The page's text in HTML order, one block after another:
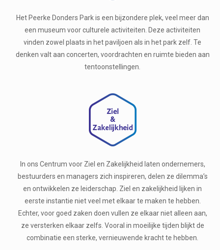
Het Peerke Donders Park is een bijzondere plek, veel meer dan
een museum voor culturele activiteiten. Deze activiteiten
vinden zowel plaats in het paviljoen als in het park zelf. Te
denken valt aan concerten, voordrachten en ruimte bieden aan
tentoonstellingen.
In ons Centrum voor Ziel en Zakelijkheid laten ondernemers,
bestuurders en managers zich inspireren, delen ze dilemma’s
en ontwikkelen ze leiderschap. Ziel en zakelijkheid lijken in
eerste instantie niet veel met elkaar te maken te hebben.
Echter, voor goed zaken doen vullen ze elkaar niet alleen aan,
ze versterken elkaar zelfs. Vooral in moeilijke tijden blijkt de
combinatie een sterke, vernieuwende kracht te hebben.